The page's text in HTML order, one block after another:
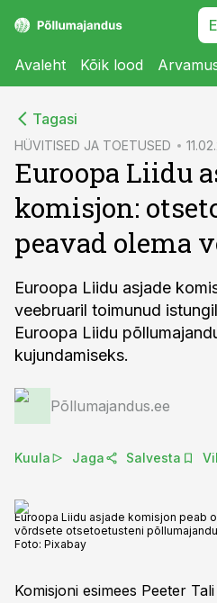
Avaleht Kõik lood
Tagasi
HÜVITISED JA TOETUSED
Euroopa Liidu
komisjon:
peavad olema
Euroopa Liidu asjade
veebruaril toimunud
Euroopa Liidu
kujundamiseks.
Põllumajandus.ee
Kuula Jaga Salvesta
Euroopa Liidu asjade komisjon peab
võrdsete otsetoetusteni
Foto: Pixabay
Komisjoni esimees Peeter